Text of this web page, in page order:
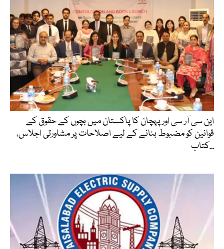
این سی آر سی اور پہچان کا پاکستان میں بچوں کے حقوق کے
قوانین کو مضبوط بنانے کے لیے اصلاحات پر مشاورتی اجلاس،
کتاب...